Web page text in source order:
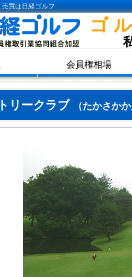
買は日経ゴルフ
ゴ
会員権相場
リークラブ （たかさか